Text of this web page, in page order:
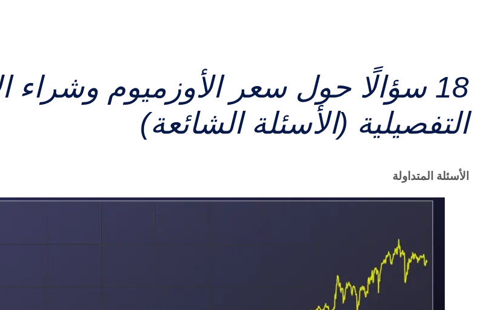
18 سؤالًا حول سعر الأوزميوم وشراء
التفصيلية (الأسئلة الشائعة)
الأسئلة المتداولة